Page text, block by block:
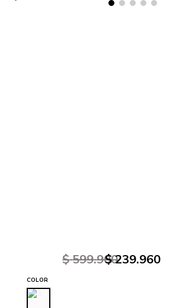
$ 599.900
$ 239.960
COLOR